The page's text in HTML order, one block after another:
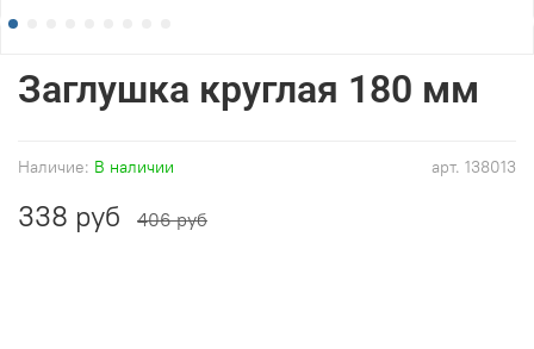
арт. 138013
Наличие: В наличии
Заглушка круглая 180 мм
338 руб 406 руб